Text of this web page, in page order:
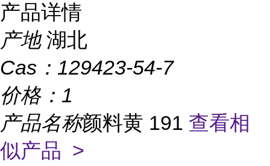
产品详情
产地 湖北
Cas： 129423-54-7
价格： 1
产品名称颜料黄 191 查看相
似产品 >